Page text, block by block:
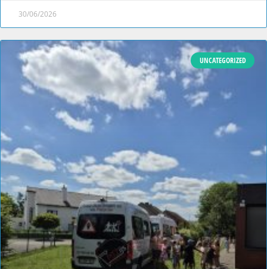
30/06/2026
UNCATEGORIZED